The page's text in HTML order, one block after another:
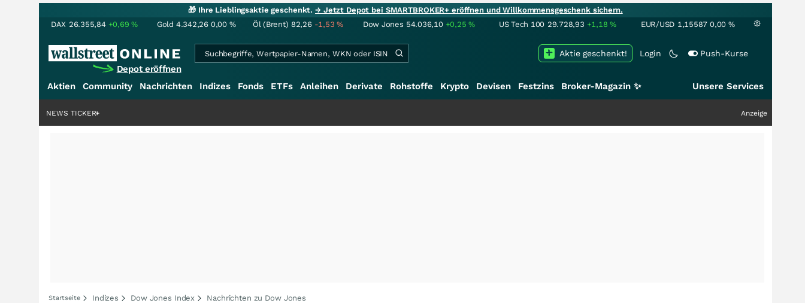
🎁 Ihre Lieblingsaktie geschenkt.→ Jetzt Depot bei SMARTBROKER+ eröffnen und Willkommensgeschenk sichern.
DAX 26.355,84 +0,69% Gold 4.342,26 0,00 % Öl (Brent) 82,26 -1,53% Dow Jones 54.036,10 +0,25% US Tech 100 29.728,93 +1,18% EUR/USD 1,15587 0,00 %
Depot eröffnen
Login Push-Kurse
Aktie geschenkt!
Aktien Community Nachrichten Indizes Fonds ETFs Anleihen Derivate Rohstoffe Krypto Devisen Festzins Broker-Magazin ✨ Unsere Services
+++ Anzeige
NEWS TICKER
Startseite Indizes Dow Jones Index Nachrichten zu Dow Jones